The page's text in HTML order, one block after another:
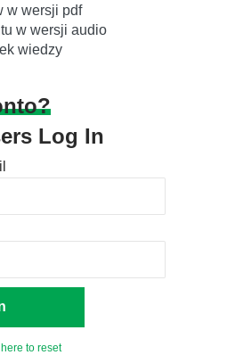
w wersji pdf
w wersji audio
wiedzy
Log In
to reset